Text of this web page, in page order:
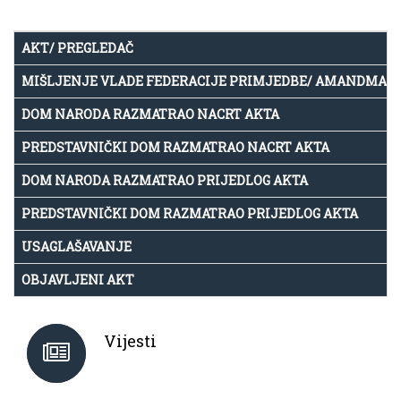
AKT/ PREGLEDAČ
MIŠLJENJE VLADE FEDERACIJE PRIMJEDBE/
DOM NARODA RAZMATRAO NACRT AKTA
PREDSTAVNIČKI DOM RAZMATRAO NACRT AKTA
DOM NARODA RAZMATRAO PRIJEDLOG AKTA
PREDSTAVNIČKI DOM RAZMATRAO PRIJEDLOG AKTA
USAGLAŠAVANJE
OBJAVLJENI AKT
Vijesti